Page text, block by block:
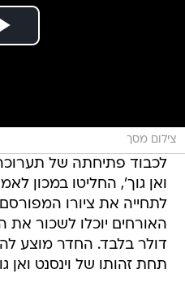
צילום מסך
לכבוד פתיחתה של
ואן גוך', החליטו במכון
לתחייה את ציורו
תחת זהותו של וינסנט ואן